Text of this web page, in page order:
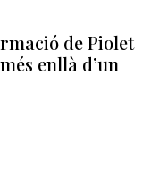
de Piolet
enllà d’un